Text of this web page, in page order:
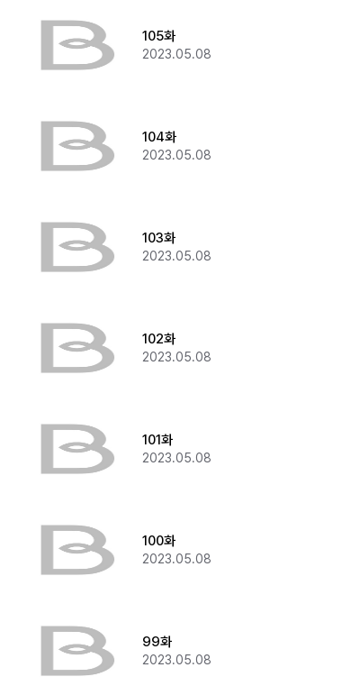
105화
2023.05.08
104화
2023.05.08
103화
2023.05.08
102화
2023.05.08
101화
2023.05.08
100화
2023.05.08
99화
2023.05.08